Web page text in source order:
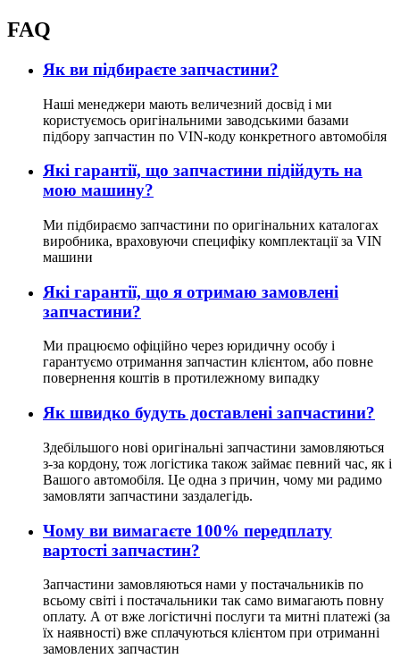
FAQ
Як ви підбираєте запчастини?
Наші менеджери мають величезний досвід і ми
користуємось оригінальними заводськими базами
підбору запчастин по VIN-коду конкретного автомобіля
Які гарантії, що запчастини підійдуть на
мою машину?
Ми підбираємо запчастини по оригінальних каталогах
виробника, враховуючи специфіку комплектації за VIN
машини
Які гарантії, що я отримаю замовлені
запчастини?
Ми працюємо офіційно через юридичну особу і
гарантуємо отримання запчастин клієнтом, або повне
повернення коштів в протилежному випадку
Як швидко будуть доставлені запчастини?
Здебільшого нові оригінальні запчастини замовляються
з-за кордону, тож логістика також займає певний час, як і
Вашого автомобіля. Це одна з причин, чому ми радимо
замовляти запчастини заздалегідь.
Чому ви вимагаєте 100% передплату
вартості запчастин?
Запчастини замовляються нами у постачальників по
всьому світі і постачальники так само вимагають повну
оплату. А от вже логістичні послуги та митні платежі (за
їх наявності) вже сплачуються клієнтом при отриманні
замовлених запчастин